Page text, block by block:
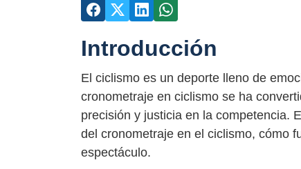
Introducción
El ciclismo es un deporte lleno de
cronometraje en ciclismo se ha
precisión y justicia en la competencia.
del cronometraje en el ciclismo, cómo
espectáculo.